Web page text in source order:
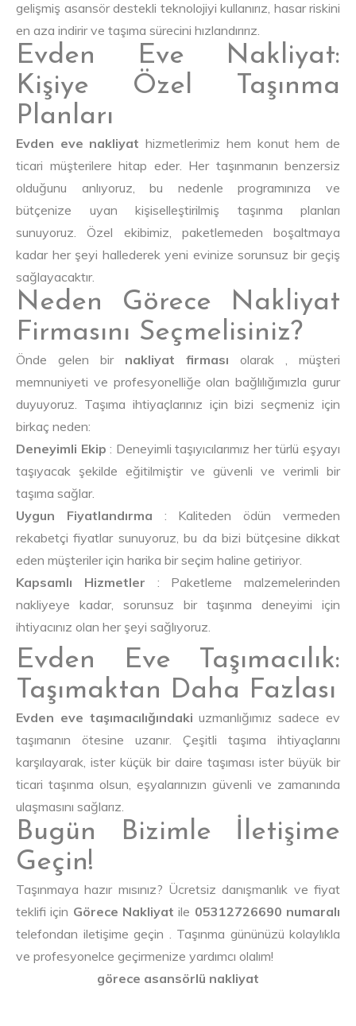
gelişmiş asansör destekli teknolojiyi kullanırız, hasar riskini
en aza indirir ve taşıma sürecini hızlandırırız.
Evden Eve Nakliyat:
Kişiye Özel Taşınma
Planları
Evden eve nakliyat hizmetlerimiz hem konut hem de
ticari müşterilere hitap eder. Her taşınmanın benzersiz
olduğunu anlıyoruz, bu nedenle programınıza ve
bütçenize uyan kişiselleştirilmiş taşınma planları
sunuyoruz. Özel ekibimiz, paketlemeden boşaltmaya
kadar her şeyi hallederek yeni evinize sorunsuz bir geçiş
sağlayacaktır.
Neden Görece Nakliyat
Firmasını Seçmelisiniz?
Önde gelen bir nakliyat firması olarak , müşteri
memnuniyeti ve profesyonelliğe olan bağlılığımızla gurur
duyuyoruz. Taşıma ihtiyaçlarınız için bizi seçmeniz için
birkaç neden:
Deneyimli Ekip : Deneyimli taşıyıcılarımız her türlü eşyayı
taşıyacak şekilde eğitilmiştir ve güvenli ve verimli bir
taşıma sağlar.
Uygun Fiyatlandırma : Kaliteden ödün vermeden
rekabetçi fiyatlar sunuyoruz, bu da bizi bütçesine dikkat
eden müşteriler için harika bir seçim haline getiriyor.
Kapsamlı Hizmetler : Paketleme malzemelerinden
nakliyeye kadar, sorunsuz bir taşınma deneyimi için
ihtiyacınız olan her şeyi sağlıyoruz.
Evden Eve Taşımacılık:
Taşımaktan Daha Fazlası
Evden eve taşımacılığındaki uzmanlığımız sadece ev
taşımanın ötesine uzanır. Çeşitli taşıma ihtiyaçlarını
karşılayarak, ister küçük bir daire taşıması ister büyük bir
ticari taşınma olsun, eşyalarınızın güvenli ve zamanında
ulaşmasını sağlarız.
Bugün Bizimle İletişime
Geçin!
Taşınmaya hazır mısınız? Ücretsiz danışmanlık ve fiyat
teklifi için Görece Nakliyat ile 05312726690 numaralı
telefondan iletişime geçin . Taşınma gününüzü kolaylıkla
ve profesyonelce geçirmenize yardımcı olalım!
görece asansörlü nakliyat